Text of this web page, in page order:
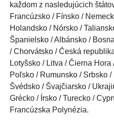
každom z nasledujúcich
Francúzsko / Fínsko /
Holandsko / Nórsko /
Španielsko / Albánsko /
/ Chorvátsko / Česká
Lotyšsko / Litva / Čierna
Poľsko / Rumunsko / Srbsko
Švédsko / Švajčiarsko /
Grécko / Írsko / Turecko /
Francúzska Polynézia.